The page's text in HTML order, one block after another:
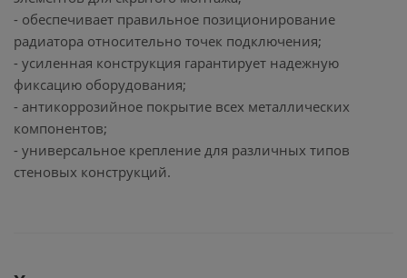
- обеспечивает правильное позиционирование
радиатора относительно точек подключения;
- усиленная конструкция гарантирует надежную
фиксацию оборудования;
- антикоррозийное покрытие всех металлических
компонентов;
- универсальное крепление для различных типов
стеновых конструкций.